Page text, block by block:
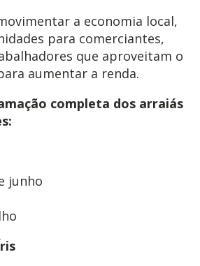
a economia local,
para comerciantes,
que aproveitam o
aumentar a renda.
completa dos arraiás
junho